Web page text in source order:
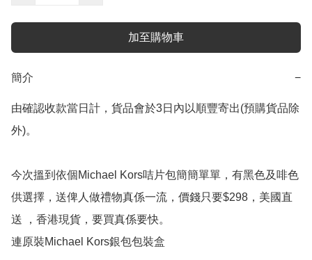
加至購物車
簡介 −
由確認收款當日計，貨品會於3日內以順豐寄出(預購貨品除
外)。
今次搵到依個Michael Kors咭片包簡簡單單，有黑色及啡色
供選擇，送俾人做禮物真係一流，價錢只要$298，美國直
送 ，香港現貨，要買真係要快。
連原裝Michael Kors銀包包裝盒